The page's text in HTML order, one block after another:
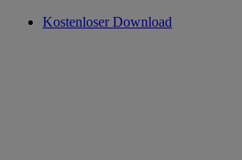
Kostenloser Download